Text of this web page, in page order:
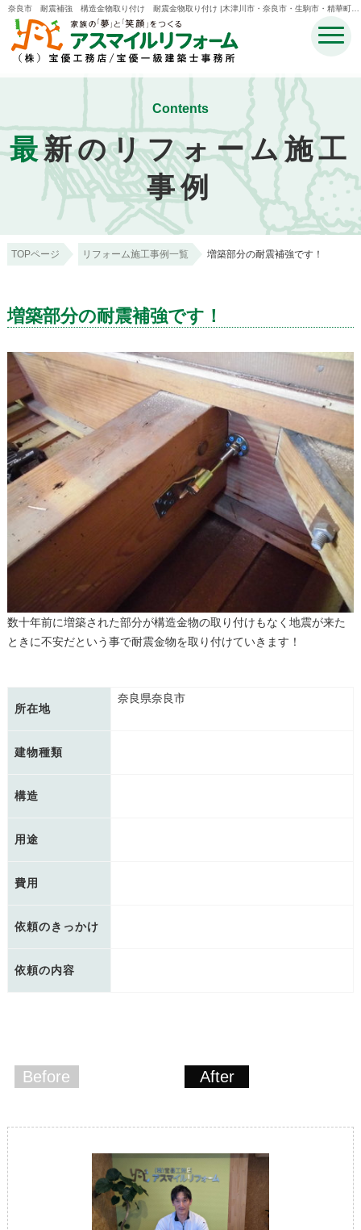
奈良市 耐震補強 構造金物取り付け 耐震金物取り付け |木津川市・奈良市・生駒市・精華町・
井手町のリフォームのことなら宝優工務店アスマイルリフォーム
Contents
最新のリフォーム施工
事例
TOPページ リフォーム施工事例一覧 増築部分の耐震補強です！
増築部分の耐震補強です！
数十年前に増築された部分が構造金物の取り付けもなく地震が来た
ときに不安だという事で耐震金物を取り付けていきます！
所在地
奈良県奈良市
建物種類
構造
用途
費用
依頼のきっかけ
依頼の内容
Before After